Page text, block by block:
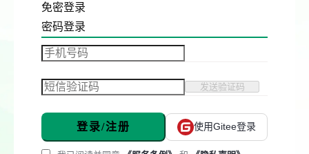
免密登录
密码登录
发送验证码
登录/注册 使用Gitee登录